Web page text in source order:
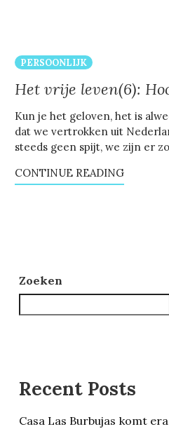
PERSOONLIJK
Het vrije leven(6):
Kun je het geloven, het is
dat we vertrokken uit
steeds geen spijt, we zijn er
CONTINUE READING
Zoeken
Recent Posts
Casa Las Burbujas komt